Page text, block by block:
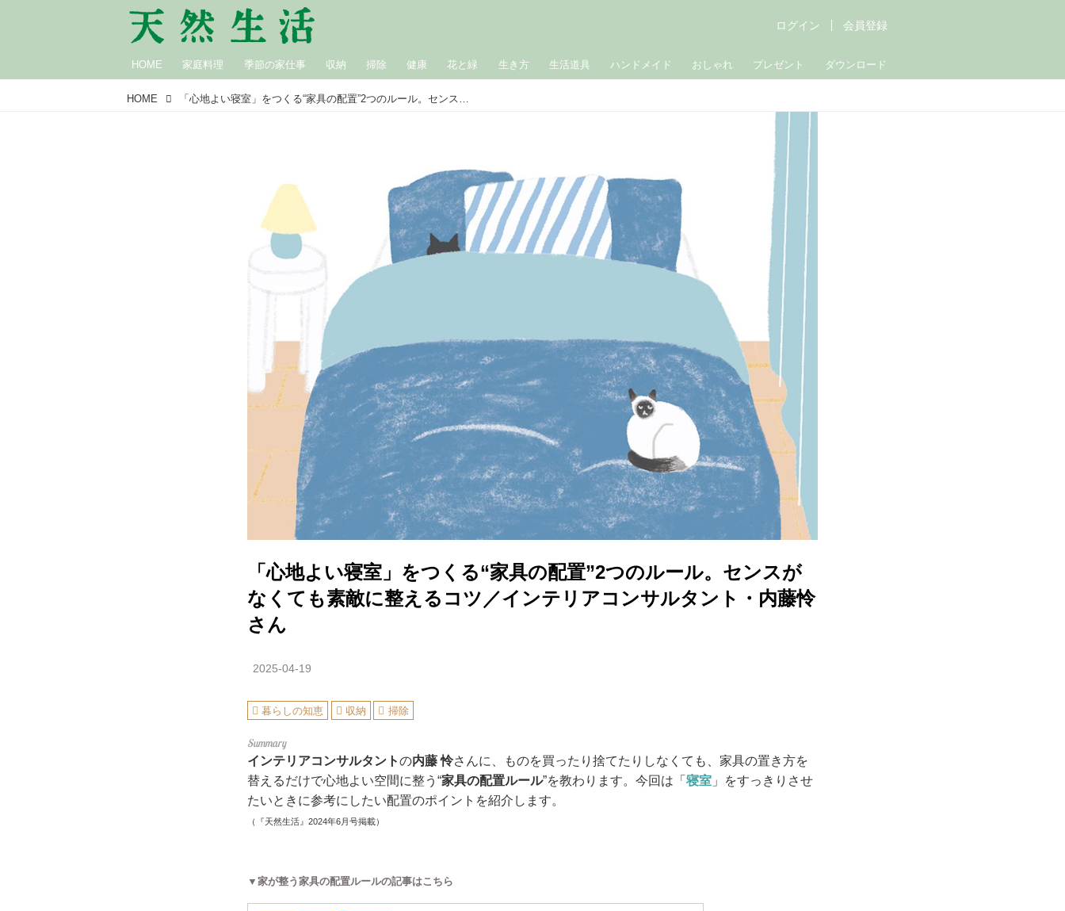
HOME 家庭料理 季節の家仕事 収納 掃除 健康 花と緑 生き方 生活道具 ハンドメイド おしゃれ プレゼント ダウンロード
ログイン 会員登録
HOME 「心地よい寝室」をつくる“家具の配置”2つのルール。センスがなくても素敵に整えるコツ／インテリアコンサルタント・内藤怜さん
「心地よい寝室」をつくる“家具の配置”2つのルール。センスが
なくても素敵に整えるコツ／インテリアコンサルタント・内藤怜
さん
2025-04-19
暮らしの知恵 収納 掃除
インテリアコンサルタントの内藤 怜さんに、ものを買ったり捨てたりしなくても、家具の置き方を
替えるだけで心地よい空間に整う“家具の配置ルール”を教わります。今回は「 寝室 」をすっきりさせ
たいときに参考にしたい配置のポイントを紹介します。
（『天然生活』2024年6月号掲載）
▼家が整う家具の配置ルールの記事はこちら